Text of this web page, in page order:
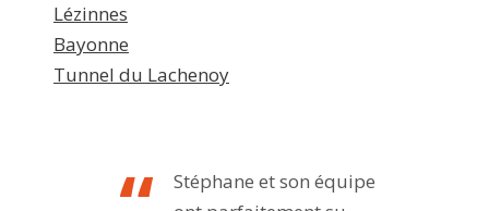
Lézinnes
Bayonne
Tunnel du Lachenoy
Stéphane et son équipe